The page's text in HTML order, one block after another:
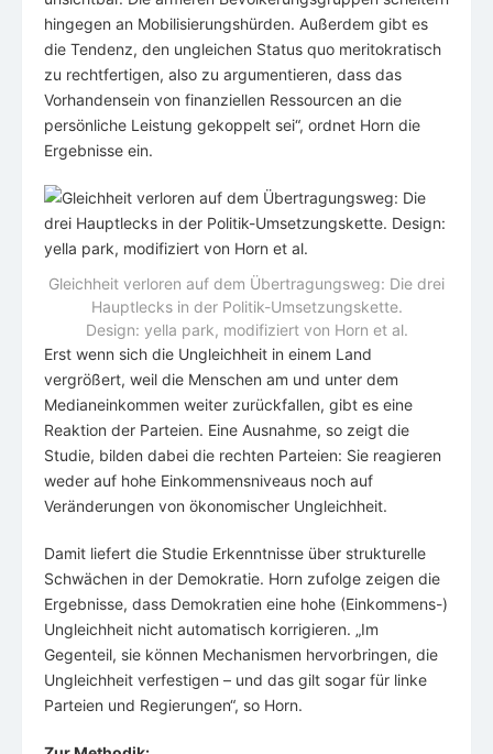
hingegen an Mobilisierungshürden. Außerdem gibt es
die Tendenz, den ungleichen Status quo meritokratisch
zu rechtfertigen, also zu argumentieren, dass das
Vorhandensein von finanziellen Ressourcen an die
persönliche Leistung gekoppelt sei“, ordnet Horn die
Ergebnisse ein.
Gleichheit verloren auf dem Übertragungsweg: Die drei
Hauptlecks in der Politik-Umsetzungskette.
Design: yella park, modifiziert von Horn et al.
Erst wenn sich die Ungleichheit in einem Land
vergrößert, weil die Menschen am und unter dem
Medianeinkommen weiter zurückfallen, gibt es eine
Reaktion der Parteien. Eine Ausnahme, so zeigt die
Studie, bilden dabei die rechten Parteien: Sie reagieren
weder auf hohe Einkommensniveaus noch auf
Veränderungen von ökonomischer Ungleichheit.
Damit liefert die Studie Erkenntnisse über strukturelle
Schwächen in der Demokratie. Horn zufolge zeigen die
Ergebnisse, dass Demokratien eine hohe (Einkommens-)
Ungleichheit nicht automatisch korrigieren. „Im
Gegenteil, sie können Mechanismen hervorbringen, die
Ungleichheit verfestigen – und das gilt sogar für linke
Parteien und Regierungen“, so Horn.